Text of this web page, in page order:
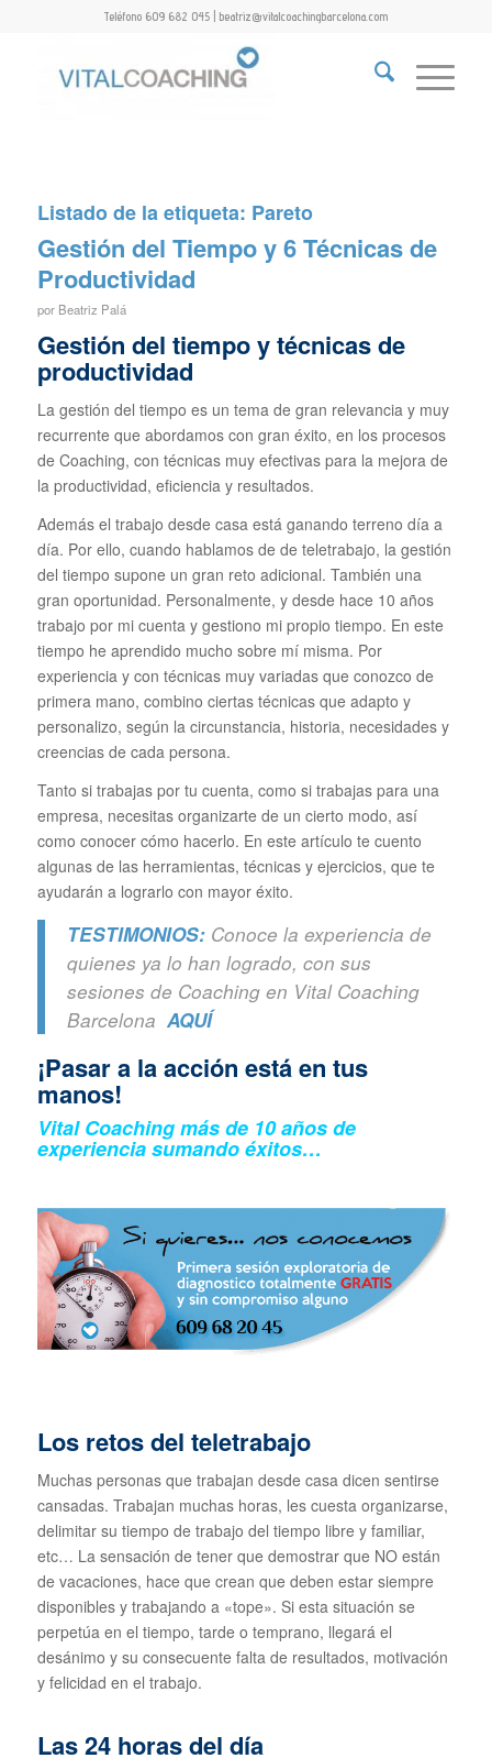
Teléfono 609 682 045 | beatriz@vitalcoachingbarcelona.com
Listado de la etiqueta: Pareto
Gestión del Tiempo y 6 Técnicas de
Productividad
por Beatriz Palá
Gestión del tiempo y técnicas de
productividad
La gestión del tiempo es un tema de gran relevancia y muy
recurrente que abordamos con gran éxito, en los procesos
de Coaching, con técnicas muy efectivas para la mejora de
la productividad, eficiencia y resultados.
Además el trabajo desde casa está ganando terreno día a
día. Por ello, cuando hablamos de de teletrabajo, la gestión
del tiempo supone un gran reto adicional. También una
gran oportunidad. Personalmente, y desde hace 10 años
trabajo por mi cuenta y gestiono mi propio tiempo. En este
tiempo he aprendido mucho sobre mí misma. Por
experiencia y con técnicas muy variadas que conozco de
primera mano, combino ciertas técnicas que adapto y
personalizo, según la circunstancia, historia, necesidades y
creencias de cada persona.
Tanto si trabajas por tu cuenta, como si trabajas para una
empresa, necesitas organizarte de un cierto modo, así
como conocer cómo hacerlo. En este artículo te cuento
algunas de las herramientas, técnicas y ejercicios, que te
ayudarán a lograrlo con mayor éxito.
TESTIMONIOS: Conoce la experiencia de
quienes ya lo han logrado, con sus
sesiones de Coaching en Vital Coaching
Barcelona AQUÍ
¡Pasar a la acción está en tus
manos!
Vital Coaching más de 10 años de
experiencia sumando éxitos…
Los retos del teletrabajo
Muchas personas que trabajan desde casa dicen sentirse
cansadas. Trabajan muchas horas, les cuesta organizarse,
delimitar su tiempo de trabajo del tiempo libre y familiar,
etc… La sensación de tener que demostrar que NO están
de vacaciones, hace que crean que deben estar siempre
disponibles y trabajando a «tope». Si esta situación se
perpetúa en el tiempo, tarde o temprano, llegará el
desánimo y su consecuente falta de resultados, motivación
y felicidad en el trabajo.
Las 24 horas del día